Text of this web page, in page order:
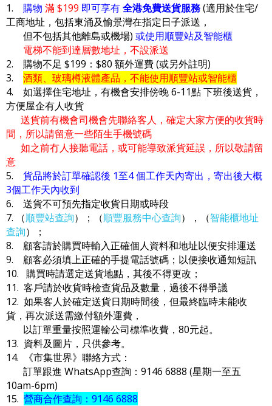
1. 購物 滿 $199 即可享有全港免費送貨服務(適用於住宅/
工商地址，包括東涌及愉景灣在指定日子派送，
但不包括其他離島或機場) 或使用順豐站及智能櫃
電梯不能到達層數地址，不設派送
2. 購物不足 $199：$80 額外運費 (或另外註明)
3. 酒類、玻璃樽液體產品，不能使用順豐站或智能櫃
4. 如選擇住宅地址，有機會安排傍晚 6-11點 下班後送貨，
方便屋企有人收貨
送貨前有機會司機會先聯絡客人，確定大家方便的收貨時
間，所以請留意一些陌生手機號碼
如之前冇人接聽電話，或可能導致派貨延誤，所以敬請留
意
5. 貨品將於訂單確認後 1至4 個工作天內寄出，寄出後大概
3個工作天內收到
6. 送貨不可預先指定收貨日期或時段
7. （順豐站查詢）；（順豐服務中心查詢），（智能櫃地址
查詢）；
8. 顧客請於購買時輸入正確個人資料和地址以便安排運送
9. 顧客必須填上正確的手提電話號碼；以便接收通知短訊
10. 購買時請選定送貨地點，其後不得更改；
11. 客戶請於收貨時檢查貨品及數量，過後不得爭議
12. 如果客人於確定送貨日期時間後，但最終臨時未能收
貨，再次派送需繳付額外運費，
以訂單重量按照運輸公司標準收費，80元起。
13. 資料及圖片，只供參考。
14. 《市集世界》聯絡方式：
訂單跟進 WhatsApp查詢：9146 6888 (星期一至五
10am-6pm)
15. 營商合作查詢：9146 6888